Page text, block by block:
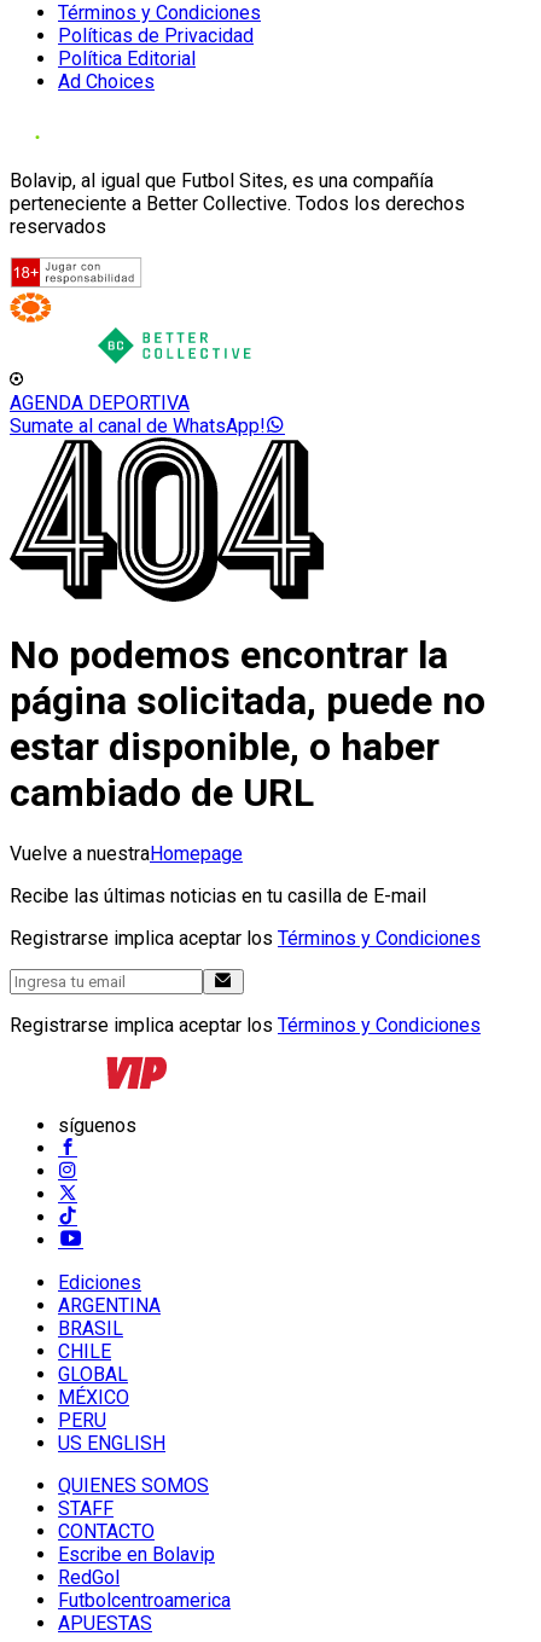
Términos y Condiciones
Políticas de Privacidad
Política Editorial
Ad Choices
Bolavip, al igual que Futbol Sites, es una compañía
perteneciente a Better Collective. Todos los derechos
reservados
AGENDA DEPORTIVA
Sumate al canal de WhatsApp!
No podemos encontrar la
página solicitada, puede no
estar disponible, o haber
cambiado de URL
Vuelve a nuestraHomepage
Recibe las últimas noticias en tu casilla de E-mail
Registrarse implica aceptar los Términos y Condiciones
Registrarse implica aceptar los Términos y Condiciones
síguenos
Ediciones
ARGENTINA
BRASIL
CHILE
GLOBAL
MÉXICO
PERU
US ENGLISH
QUIENES SOMOS
STAFF
CONTACTO
Escribe en Bolavip
RedGol
Futbolcentroamerica
APUESTAS